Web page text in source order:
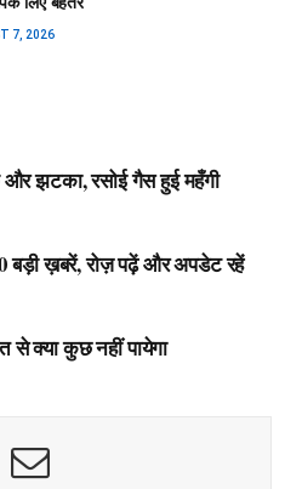
7, 2026
झटका, रसोई गैस हुई महँगी
बड़ी ख़बरें, रोज़ पढ़ें और अपडेट रहें
क्या कुछ नहीं पायेगा